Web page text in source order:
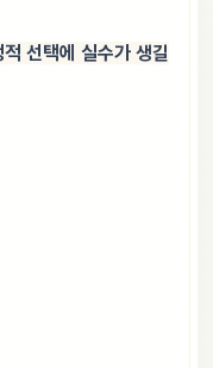
선택에 실수가 생길